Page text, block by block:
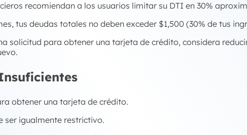
recomiendan a los usuarios limitar su DTI en 30%
tus deudas totales no deben exceder $1,500 (30% de tus
solicitud para obtener una tarjeta de crédito, considera
obtener una tarjeta de crédito.
ser igualmente restrictivo.